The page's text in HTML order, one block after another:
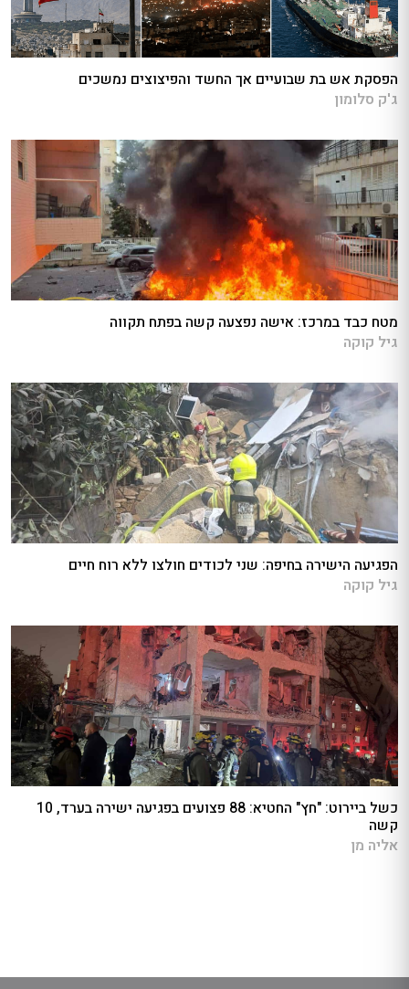
הפסקת אש בת שבועיים אך החשד והפיצוצים נמשכים
ג'ק סלומון
מטח כבד במרכז: אישה נפצעה קשה בפתח תקווה
גיל קוקה
הפגיעה הישירה בחיפה: שני לכודים חולצו ללא רוח חיים
גיל קוקה
כשל ביירוט: "חץ" החטיא: 88 פצועים בפגיעה ישירה בערד, 10
קשה
אליה מן